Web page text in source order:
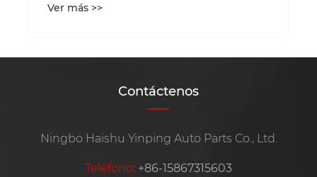
Ver más >>
Contáctenos
Ningbo Haishu Yinping Auto Parts Co., Ltd.
Teléfono: +86-15867315603